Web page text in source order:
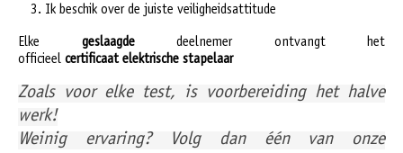
Ik beschik over de juiste veiligheidsattitude
Elke geslaagdedeelnemer ontvangt het
officieel certificaat elektrische stapelaar
Zoals voor elke test, is voorbereiding het halve
werk!
Weinig ervaring? Volg dan één van onze